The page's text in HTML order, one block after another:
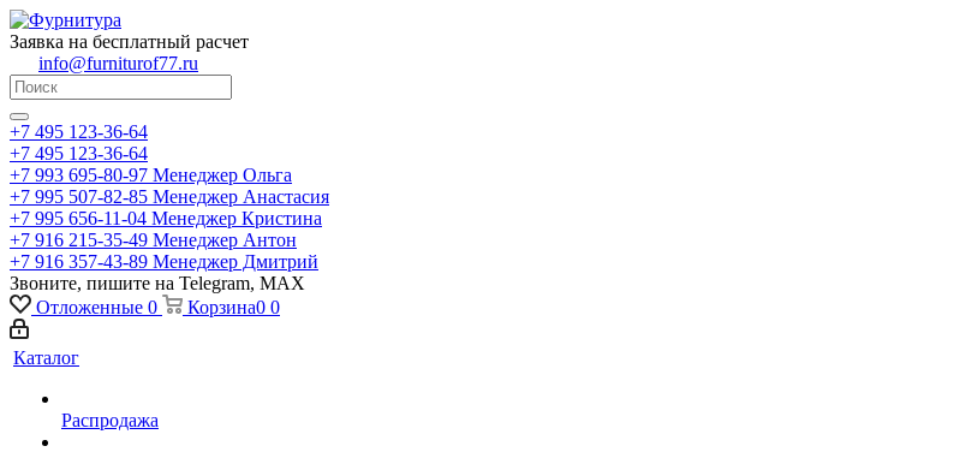
Заявка на бесплатный расчет
info@furniturof77.ru
+7 495 123-36-64
+7 495 123-36-64
+7 993 695-80-97 Менеджер Ольга
+7 995 507-82-85 Менеджер Анастасия
+7 995 656-11-04 Менеджер Кристина
+7 916 215-35-49 Менеджер Антон
+7 916 357-43-89 Менеджер Дмитрий
Звоните, пишите на Telegram, MAX
Отложенные 0 Корзина0 0
Каталог
Распродажа